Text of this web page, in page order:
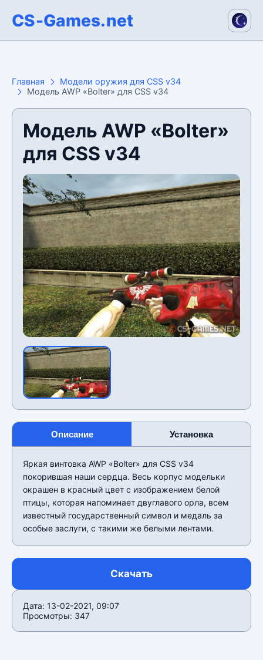
CS-Games.net
Главная
Модели оружия для CSS v34
Модель AWP «Bolter» для CSS v34
Модель AWP «Bolter»
для CSS v34
Описание Установка
Яркая винтовка AWP «Bolter» для CSS v34
покорившая наши сердца. Весь корпус модельки
окрашен в красный цвет с изображением белой
птицы, которая напоминает двуглавого орла, всем
известный государственный символ и медаль за
особые заслуги, с такими же белыми лентами.
Скачать
Дата: 13-02-2021, 09:07
Просмотры: 347